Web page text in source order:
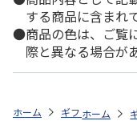
する商品に含まれ
商品の色は、ご覧
際と異なる場合が
ホーム ギフトストア
ホーム